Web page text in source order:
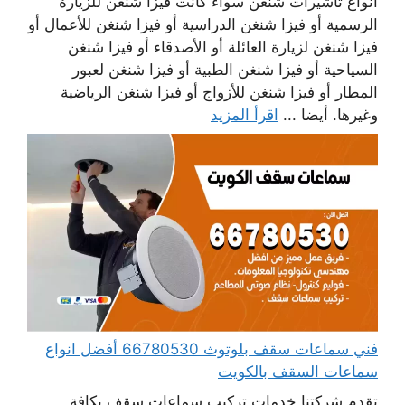
الرسمية أو فيزا شنغن الدراسية أو فيزا شنغن للأعمال أو
فيزا شنغن لزيارة العائلة أو الأصدقاء أو فيزا شنغن
السياحية أو فيزا شنغن الطبية أو فيزا شنغن لعبور
المطار أو فيزا شنغن للأزواج أو فيزا شنغن الرياضية
وغيرها. أيضا ... اقرأ المزيد
فني سماعات سقف بلوتوث 66780530 أفضل انواع
سماعات السقف بالكويت